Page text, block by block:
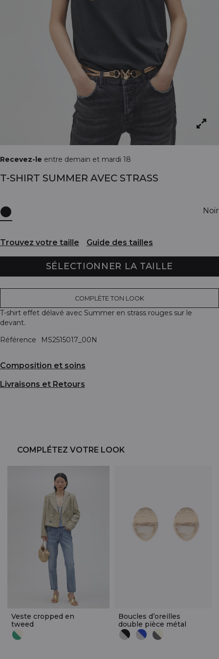
Recevez-le entre demain et mardi 18
T-SHIRT SUMMER AVEC STRASS
Noir
Trouvez votre taille Guide des tailles
SÉLECTIONNER LA TAILLE
COMPLÈTE TON LOOK
T-shirt effet délavé avec Summer en strass rouges sur le
devant.
Référence
MS2515017_00N
Composition et soins
Livraisons et Retours
COMPLÉTEZ VOTRE LOOK
Veste cropped en
tweed
Boucles d’oreilles
double pièce métal